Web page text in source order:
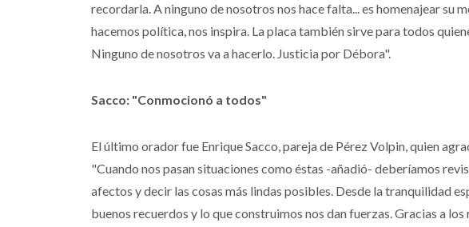
recordarla. A ninguno de nosotros nos hace falta... es homenajear su
hacemos política, nos inspira. La placa también sirve para todos
Ninguno de nosotros va a hacerlo. Justicia por Débora".
Sacco: "Conmocionó a todos"
El último orador fue Enrique Sacco, pareja de Pérez Volpin, quien
"Cuando nos pasan situaciones como éstas -añadió- deberíamos
afectos y decir las cosas más lindas posibles. Desde la tranquilidad
buenos recuerdos y lo que construimos nos dan fuerzas. Gracias a